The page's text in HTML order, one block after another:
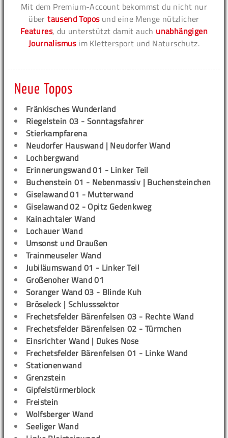
Mit dem Premium-Account bekommst du nicht nur
übertausend Toposund eine Menge nützlicher
Features, du unterstützt damit auch unabhängigen
Journalismusim Klettersport und Naturschutz.
Neue Topos
Fränkisches Wunderland
Riegelstein 03 - Sonntagsfahrer
Stierkampfarena
Neudorfer Hauswand | Neudorfer Wand
Lochbergwand
Erinnerungswand 01 - Linker Teil
Buchenstein 01 - Nebenmassiv | Buchensteinchen
Giselawand 01 - Mutterwand
Giselawand 02 - Opitz Gedenkweg
Kainachtaler Wand
Lochauer Wand
Umsonst und Draußen
Trainmeuseler Wand
Jubiläumswand 01 - Linker Teil
Großenoher Wand 01
Soranger Wand 03 - Blinde Kuh
Bröseleck | Schlusssektor
Frechetsfelder Bärenfelsen 03 - Rechte Wand
Frechetsfelder Bärenfelsen 02 - Türmchen
Einsrichter Wand | Dukes Nose
Frechetsfelder Bärenfelsen 01 - Linke Wand
Stationenwand
Grenzstein
Gipfelstürmerblock
Freistein
Wolfsberger Wand
Seeliger Wand